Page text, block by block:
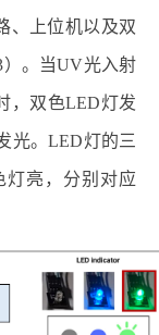
、上位机以及双
）。当UV光入射
，双色LED灯发
光。LED灯的三
灯亮，分别对应